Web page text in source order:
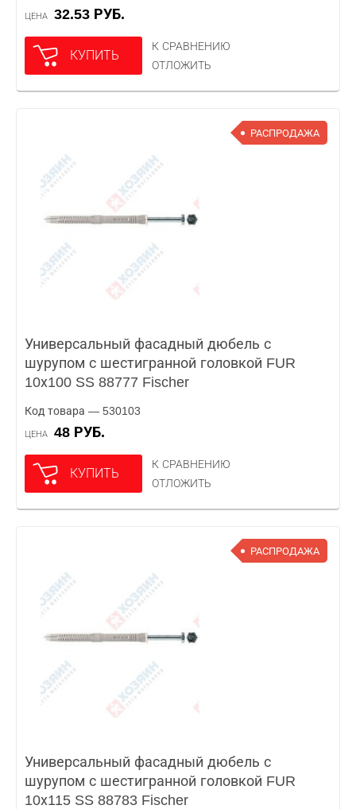
ЦЕНА 32.53 РУБ.
КУПИТЬ
К СРАВНЕНИЮ
ОТЛОЖИТЬ
РАСПРОДАЖА
Универсальный фасадный дюбель с
шурупом с шестигранной головкой FUR
10х100 SS 88777 Fischer
Код товара — 530103
ЦЕНА 48 РУБ.
КУПИТЬ
К СРАВНЕНИЮ
ОТЛОЖИТЬ
РАСПРОДАЖА
Универсальный фасадный дюбель с
шурупом с шестигранной головкой FUR
10х115 SS 88783 Fischer